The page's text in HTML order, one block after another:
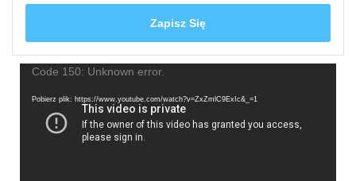
Odtwarzacz
Code 150: Unknown error.
Pobierz plik: https://www.youtube.com/watch?v=ZxZmlC9ExIc&_=1